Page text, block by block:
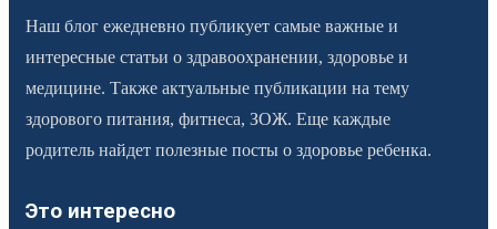
Наш блог ежедневно публикует самые важные и
интересные статьи о здравоохранении, здоровье и
медицине. Также актуальные публикации на тему
здорового питания, фитнеса, ЗОЖ. Еще каждые
родитель найдет полезные посты о здоровье ребенка.
Это интересно